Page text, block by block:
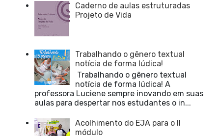
Caderno de aulas estruturadas
Projeto de Vida
Trabalhando o gênero textual
notícia de forma lúdica!
Trabalhando o gênero textual
notícia de forma lúdica! A
professora Luciene sempre inovando em suas
aulas para despertar nos estudantes o in...
Acolhimento do EJA para o II
módulo